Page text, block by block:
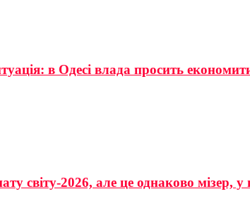
в Одесі влада просить
світу-2026, але це однаково